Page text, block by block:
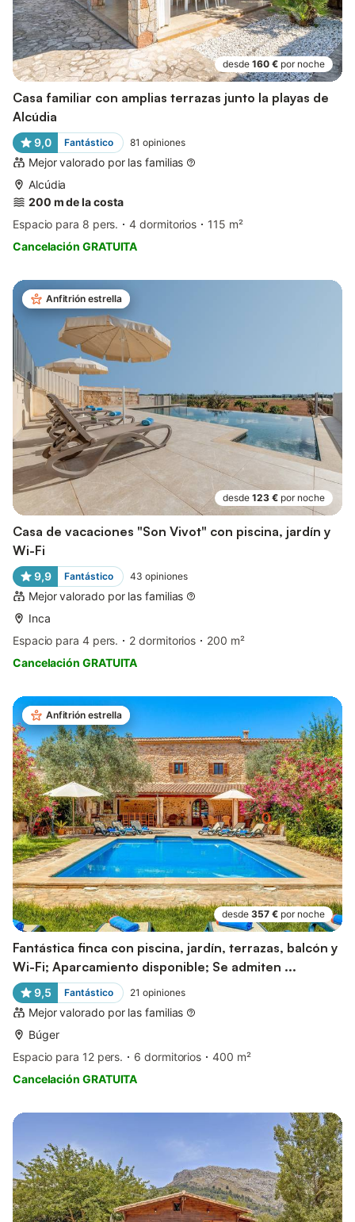
desde 160 € por noche
Casa familiar con amplias terrazas junto la playas de
Alcúdia
9,0 Fantástico 81 opiniones
Mejor valorado por las familias
Alcúdia
200 m de la costa
Espacio para 8 pers.
4 dormitorios
115 m²
Cancelación GRATUITA
Anfitrión estrella
desde 123 € por noche
Casa de vacaciones "Son Vivot" con piscina, jardín y
Wi-Fi
9,9 Fantástico 43 opiniones
Mejor valorado por las familias
Inca
Espacio para 4 pers.
2 dormitorios
200 m²
Cancelación GRATUITA
Anfitrión estrella
desde 357 € por noche
Fantástica finca con piscina, jardín, terrazas, balcón y
Wi-Fi; Aparcamiento disponible; Se admiten ...
9,5 Fantástico 21 opiniones
Mejor valorado por las familias
Búger
Espacio para 12 pers.
6 dormitorios
400 m²
Cancelación GRATUITA